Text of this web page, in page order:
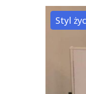
Styl